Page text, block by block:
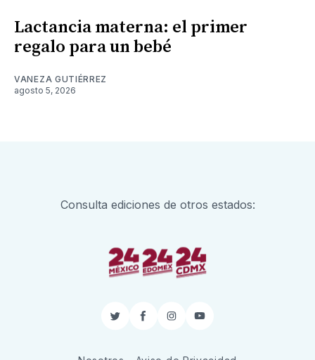
Lactancia materna: el primer
regalo para un bebé
VANEZA GUTIÉRREZ
agosto 5, 2026
Consulta ediciones de otros estados:
TwitterFacebook
InstagramYouTube